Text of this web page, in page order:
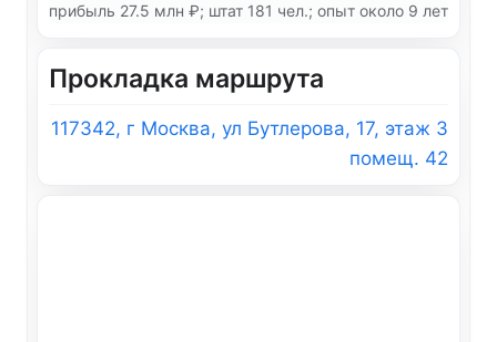
прибыль 27.5 млн ₽; штат 181 чел.; опыт около 9 лет
Прокладка маршрута
117342, г Москва, ул Бутлерова, 17, этаж 3
помещ. 42